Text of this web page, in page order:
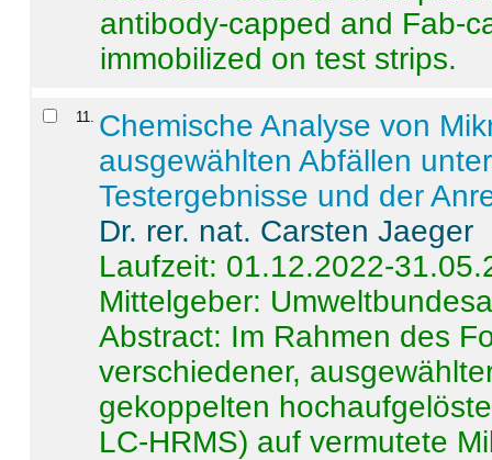
antibody-capped and Fab-
immobilized on test strips.
11
Chemische Analyse von
ausgewählten Abfällen
Testergebnisse und der
Dr. rer. nat. Carsten Jaeger
Laufzeit: 01.12.2022-
Mittelgeber:
Abstract: Im Rahmen des
verschiedener,
gekoppelten
LC-HRMS) auf vermutete